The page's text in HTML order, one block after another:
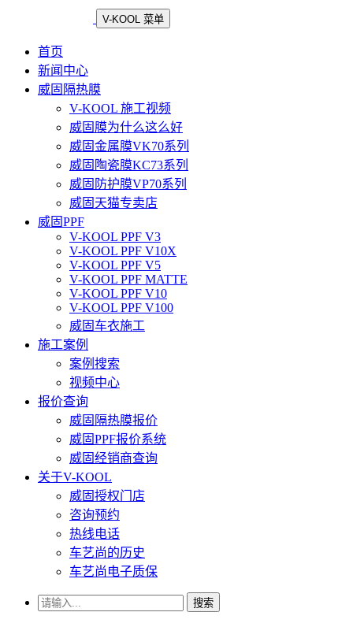
V-KOOL 菜单
首页
新闻中心
威固隔热膜
V-KOOL 施工视频
威固膜为什么这么好
威固金属膜VK70系列
威固陶瓷膜KC73系列
威固防护膜VP70系列
威固天猫专卖店
威固PPF
V-KOOL PPF V3
V-KOOL PPF V10X
V-KOOL PPF V5
V-KOOL PPF MATTE
V-KOOL PPF V10
V-KOOL PPF V100
威固车衣施工
施工案例
案例搜索
视频中心
报价查询
威固隔热膜报价
威固PPF报价系统
威固经销商查询
关于V-KOOL
威固授权门店
咨询预约
热线电话
车艺尚的历史
车艺尚电子质保
搜索